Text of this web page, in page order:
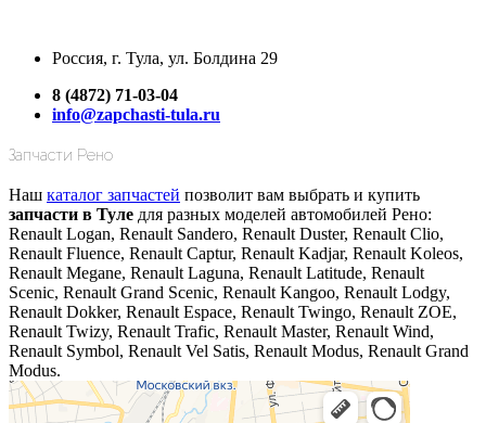
Россия, г. Тула, ул. Болдина 29
8 (4872) 71-03-04
info@zapchasti-tula.ru
Запчасти Рено
Наш каталог запчастей позволит вам выбрать и купить
запчасти в Туле для разных моделей автомобилей Рено:
Renault Logan, Renault Sandero, Renault Duster, Renault Clio,
Renault Fluence, Renault Captur, Renault Kadjar, Renault Koleos,
Renault Megane, Renault Laguna, Renault Latitude, Renault
Scenic, Renault Grand Scenic, Renault Kangoo, Renault Lodgy,
Renault Dokker, Renault Espace, Renault Twingo, Renault ZOE,
Renault Twizy, Renault Trafic, Renault Master, Renault Wind,
Renault Symbol, Renault Vel Satis, Renault Modus, Renault Grand
Modus.